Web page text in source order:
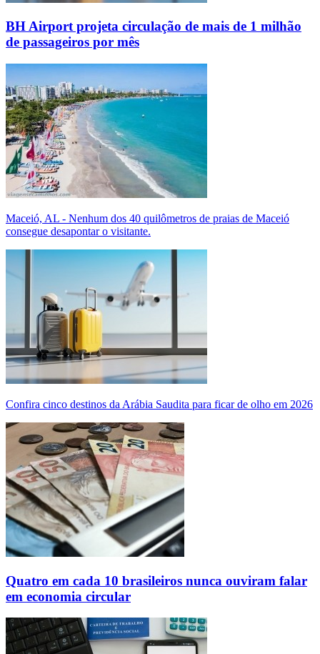
BH Airport projeta circulação de mais de 1 milhão
de passageiros por mês
Maceió, AL - Nenhum dos 40 quilômetros de praias de Maceió
consegue desapontar o visitante.
Confira cinco destinos da Arábia Saudita para ficar de olho em 2026
Quatro em cada 10 brasileiros nunca ouviram falar
em economia circular